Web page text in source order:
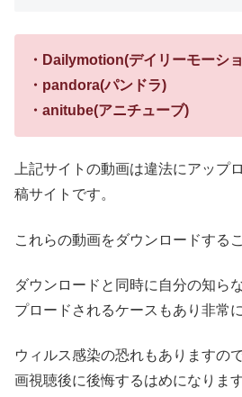
・Dailymotion(デイリーモーシ
・pandora(パンドラ)
・anitube(アニチューブ)
上記サイトの動画は違法にアップ
稿サイトです。
これらの動画をダウンロードする
ダウンロードと同時に自分の知ら
プロードされるケースもあり非常
ウィルス感染の恐れもありますの
画視聴後に後悔するはめになります